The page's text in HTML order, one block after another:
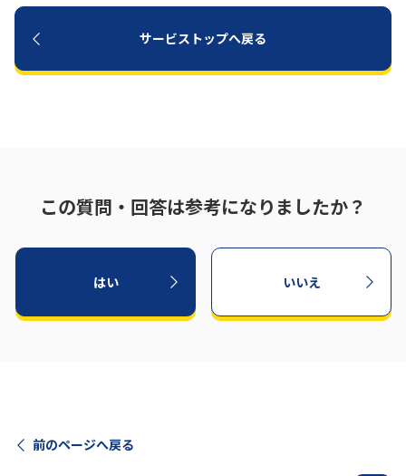
サービストップへ戻る
この質問・回答は参考になりましたか？
はい いいえ
前のページへ戻る